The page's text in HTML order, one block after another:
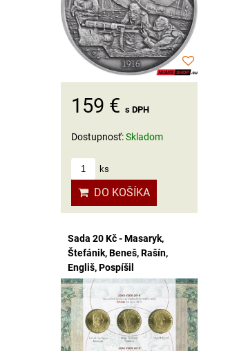
159 € s DPH
Dostupnosť:Skladom
ks
DO KOŠÍKA
Sada 20 Kč - Masaryk,
Štefánik, Beneš, Rašín,
Engliš, Pospíšil